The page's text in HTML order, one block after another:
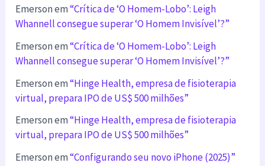
Emersonem“Crítica de ‘O Homem-Lobo’: Leigh
Whannell consegue superar ‘O Homem Invisível’?”
Emersonem“Crítica de ‘O Homem-Lobo’: Leigh
Whannell consegue superar ‘O Homem Invisível’?”
Emersonem“Hinge Health, empresa de fisioterapia
virtual, prepara IPO de US$ 500 milhões”
Emersonem“Hinge Health, empresa de fisioterapia
virtual, prepara IPO de US$ 500 milhões”
Emersonem“Configurando seu novo iPhone (2025)”